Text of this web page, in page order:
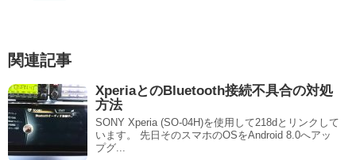
関連記事
XperiaとのBluetooth接続不具合の対処
方法
SONY Xperia (SO-04H)を使用して218dとリンクして
います。 先日そのスマホのOSをAndroid 8.0へアッ
プグ...